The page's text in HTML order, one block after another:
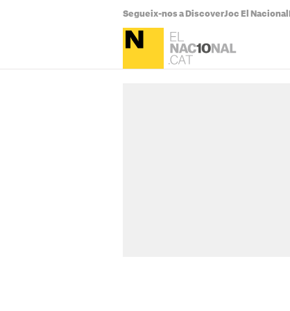
Segueix-nos a DiscoverJoc El Nacional